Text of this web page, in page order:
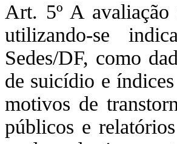
Art. 5º A avaliação
utilizando-se
Sedes/DF, como
de suicídio e
motivos de
públicos e